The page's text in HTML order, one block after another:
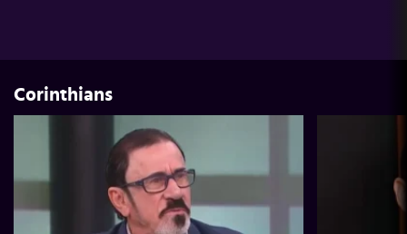
Corinthians